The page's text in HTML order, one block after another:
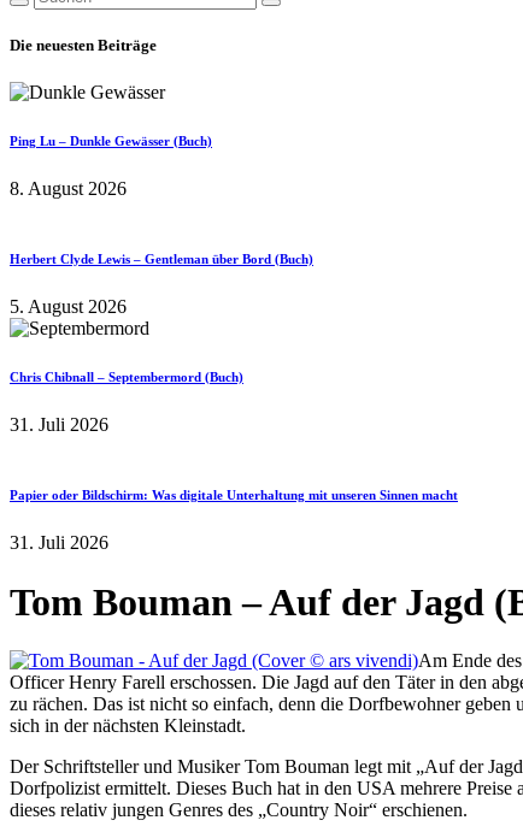
Die neuesten Beiträge
Ping Lu – Dunkle Gewässer (Buch)
8. August 2026
Herbert Clyde Lewis – Gentleman über Bord (Buch)
5. August 2026
Chris Chibnall – Septembermord (Buch)
31. Juli 2026
Papier oder Bildschirm: Was digitale Unterhaltung mit unseren Sinnen macht
31. Juli 2026
Tom Bouman – Auf der Jagd
Am Ende
Officer Henry Farell erschossen. Die Jagd auf den Täter in den
zu rächen. Das ist nicht so einfach, denn die Dorfbewohner
sich in der nächsten Kleinstadt.
Der Schriftsteller und Musiker Tom Bouman legt mit „Auf der
Dorfpolizist ermittelt. Dieses Buch hat in den USA mehrere
dieses relativ jungen Genres des „Country Noir“ erschienen.